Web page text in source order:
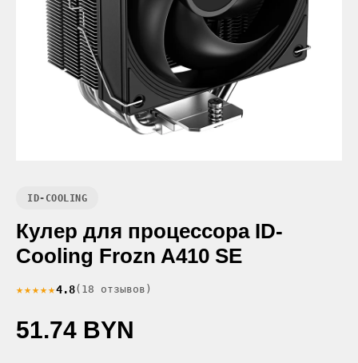
ID-COOLING
Кулер для процессора ID-
Cooling Frozn A410 SE
★★★★★4.8(18 отзывов)
51.74 BYN